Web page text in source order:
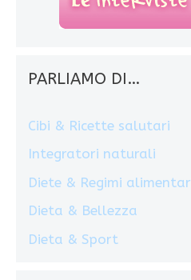
PARLIAMO DI…
Cibi & Ricette salutari
Integratori naturali
Diete & Regimi
Dieta & Bellezza
Dieta & Sport